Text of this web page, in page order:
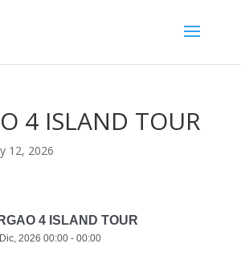
4 ISLAND TOUR
12, 2026
4 ISLAND TOUR
2026 00:00 - 00:00